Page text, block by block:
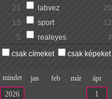
21
labvez 20
13
sport 12
5
realeyes 4
csak címeket
csak képeket
mindet jan feb már ápr
2026
1